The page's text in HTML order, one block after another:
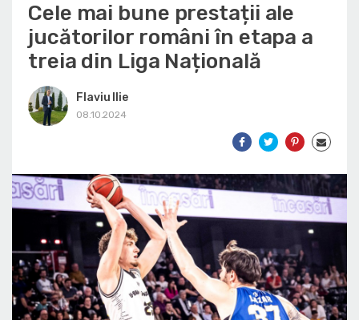
Cele mai bune prestații ale
jucătorilor români în etapa a
treia din Liga Națională
Flaviu Ilie
08.10.2024